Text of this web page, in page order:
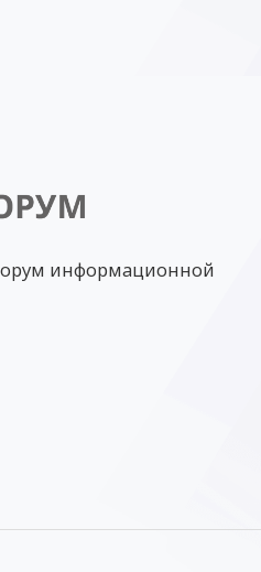
информационной